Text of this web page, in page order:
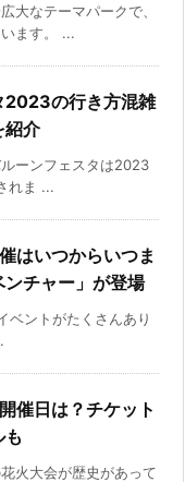
大なテーマパークで、
ます。 ...
2023の行き方混雑
紹介
ーンフェスタは2023
れま ...
はいつからいつま
チャー」が登場
ベントがたくさんあり
催日は？チケット
火大会が歴史があって